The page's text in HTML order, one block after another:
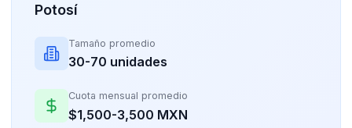
Potosí
Tamaño promedio
30-70 unidades
Cuota mensual promedio
$1,500-3,500 MXN